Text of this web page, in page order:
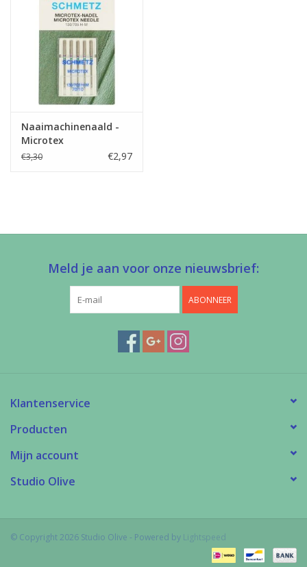
Naaimachinenaald -
Microtex
€3,30 €2,97
Meld je aan voor onze nieuwsbrief:
ABONNEER
Klantenservice
Producten
Mijn account
Studio Olive
© Copyright 2026 Studio Olive - Powered by Lightspeed